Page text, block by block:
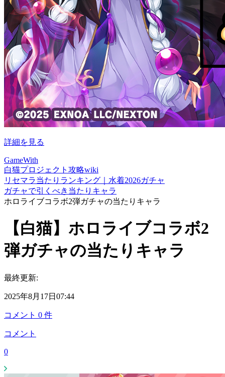
詳細を見る
GameWith
白猫プロジェクト攻略wiki
リセマラ当たりランキング｜水着2026ガチャ
ガチャで引くべき当たりキャラ
ホロライブコラボ2弾ガチャの当たりキャラ
【白猫】ホロライブコラボ2
弾ガチャの当たりキャラ
最終更新:
2025年8月17日07:44
コメント 0 件
コメント
0